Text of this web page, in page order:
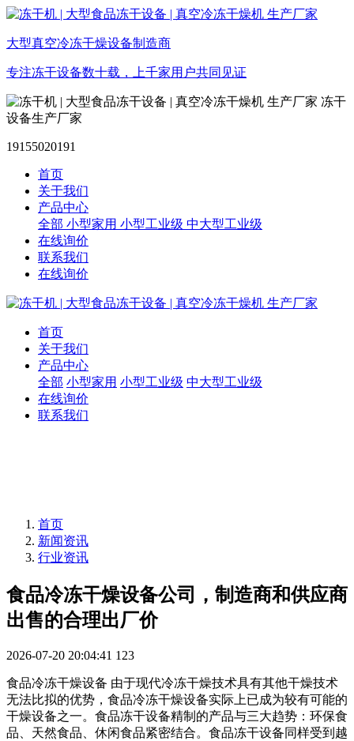
大型真空冷冻干燥设备制造商
专注冻干设备数十载，上千家用户共同见证
冻干
设备生产厂家
19155020191
首页
关于我们
产品中心
全部 小型家用 小型工业级 中大型工业级
在线询价
联系我们
在线询价
首页
关于我们
产品中心
全部 小型家用 小型工业级 中大型工业级
在线询价
联系我们
首页
新闻资讯
行业资讯
食品冷冻干燥设备公司，制造商和供应商
出售的合理出厂价
2026-07-20 20:04:41 123
食品冷冻干燥设备 由于现代冷冻干燥技术具有其他干燥技术
无法比拟的优势，食品冷冻干燥设备实际上已成为较有可能的
干燥设备之一。食品冻干设备精制的产品与三大趋势：环保食
品、天然食品、休闲食品紧密结合。食品冻干设备同样受到越